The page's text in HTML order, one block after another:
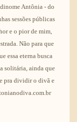
Antônia - do
sessões públicas
e o pior de mim,
Não para que
essa eterna busca
solitária, ainda que
pra dividir o divã e